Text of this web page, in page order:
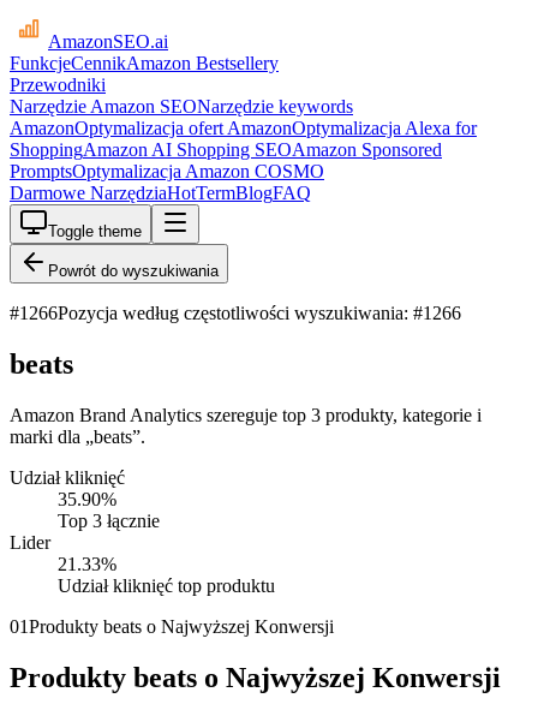
AmazonSEO.ai
FunkcjeCennikAmazon Bestsellery
Przewodniki
Narzędzie Amazon SEONarzędzie keywords
AmazonOptymalizacja ofert AmazonOptymalizacja Alexa for
ShoppingAmazon AI Shopping SEOAmazon Sponsored
PromptsOptymalizacja Amazon COSMO
Darmowe NarzędziaHotTermBlogFAQ
Toggle theme
Powrót do wyszukiwania
#1266Pozycja według częstotliwości wyszukiwania: #1266
beats
Amazon Brand Analytics szereguje top 3 produkty, kategorie i
marki dla „beats”.
Udział kliknięć
35.90%
Top 3 łącznie
Lider
21.33%
Udział kliknięć top produktu
01Produkty beats o Najwyższej Konwersji
Produkty beats o Najwyższej Konwersji